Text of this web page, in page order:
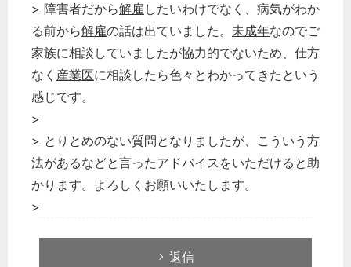
> 障害者だから解雇 したいわけでなく、病気がわか
る前から解雇の話は出ていました。 未成年なのでご
家族に相談していましたが協力的でないため、仕方
なく 産業医に相談したら色々とわかってきたという
感じです。
>
> とりとめのない質問となりましたが、こういう方
法があるなどと言ったアドバイスをいただけると助
かります。よろしくお願いいたします。
>
返信